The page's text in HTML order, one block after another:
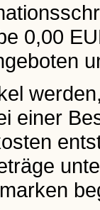
0,00
einer